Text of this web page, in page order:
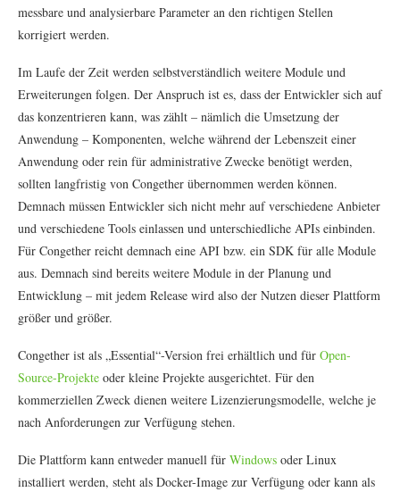
messbare und analysierbare Parameter an den richtigen Stellen
korrigiert werden.
Im Laufe der Zeit werden selbstverständlich weitere Module und
Erweiterungen folgen. Der Anspruch ist es, dass der Entwickler sich auf
das konzentrieren kann, was zählt – nämlich die Umsetzung der
Anwendung – Komponenten, welche während der Lebenszeit einer
Anwendung oder rein für administrative Zwecke benötigt werden,
sollten langfristig von Congether übernommen werden können.
Demnach müssen Entwickler sich nicht mehr auf verschiedene Anbieter
und verschiedene Tools einlassen und unterschiedliche APIs einbinden.
Für Congether reicht demnach eine API bzw. ein SDK für alle Module
aus. Demnach sind bereits weitere Module in der Planung und
Entwicklung – mit jedem Release wird also der Nutzen dieser Plattform
größer und größer.
Congether ist als „Essential“-Version frei erhältlich und für Open-
Source-Projekte oder kleine Projekte ausgerichtet. Für den
kommerziellen Zweck dienen weitere Lizenzierungsmodelle, welche je
nach Anforderungen zur Verfügung stehen.
Die Plattform kann entweder manuell für Windows oder Linux
installiert werden, steht als Docker-Image zur Verfügung oder kann als